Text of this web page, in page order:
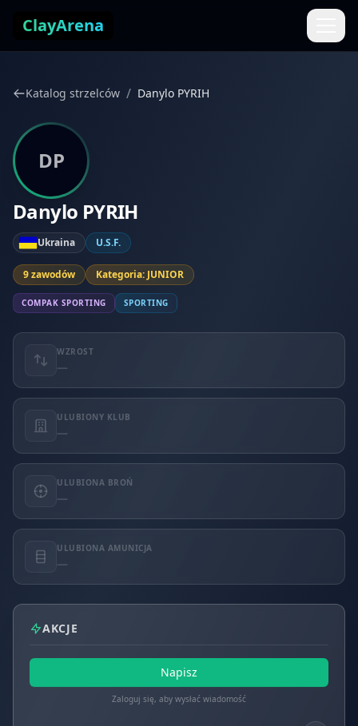
ClayArena
Katalog strzelców / Danylo PYRIH
DP
Danylo PYRIH
Ukraina U.S.F.
9 zawodów Kategoria: JUNIOR
COMPAK SPORTING SPORTING
WZROST
—
ULUBIONY KLUB
—
ULUBIONA BROŃ
—
ULUBIONA AMUNICJA
—
AKCJE
Napisz
Zaloguj się, aby wysłać wiadomość